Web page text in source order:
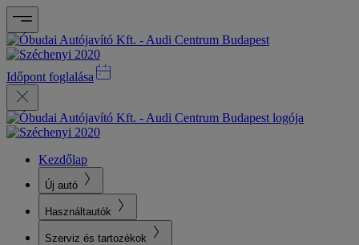
Időpont foglalása
Kezdőlap
Új autó
Használtautók
Szerviz és tartozékok